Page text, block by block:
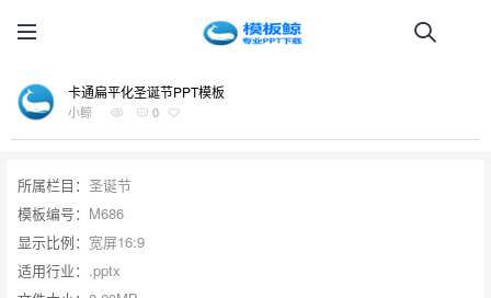
卡通扁平化圣诞节PPT模板
小鲸 0
所属栏目： 圣诞节
模板编号： M686
显示比例： 宽屏16:9
适用行业： .pptx